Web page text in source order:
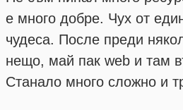
е много добре. Чух от
чудеса. После преди
нещо, май пак web и там
Станало много сложно и